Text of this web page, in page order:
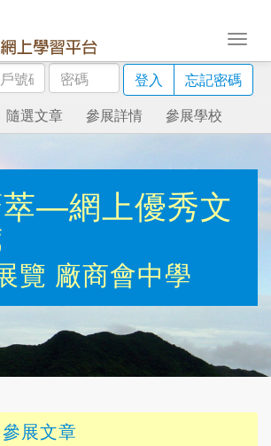
密
碼
登入
忘記密碼
隨選文章 參展詳情 參展學校
—網上優秀文
覽 廠商會中學
展文章